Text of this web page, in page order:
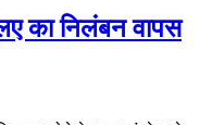
का निलंबन वापस